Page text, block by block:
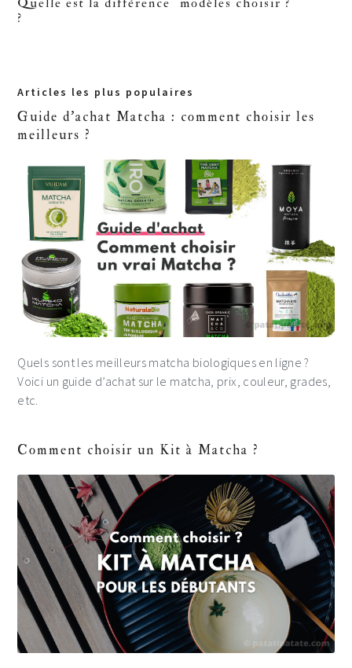
?
Primary
Sidebar
Articles les plus populaires
Guide d'achat Matcha : comment choisir les
meilleurs ?
Quels sont les meilleurs matcha biologiques en ligne ?
Voici un guide d’achat sur le matcha, prix, couleur, grades,
etc.
Comment choisir un Kit à Matcha ?